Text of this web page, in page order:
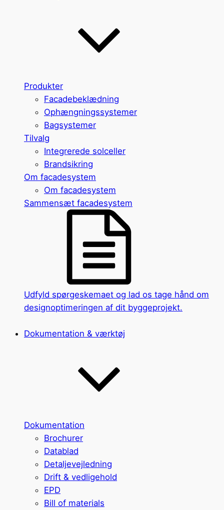
Produkter
Facadebeklædning
Ophængningssystemer
Bagsystemer
Tilvalg
Integrerede solceller
Brandsikring
Om facadesystem
Om facadesystem
Sammensæt facadesystem
Udfyld spørgeskemaet og lad os tage hånd om
designoptimeringen af dit byggeprojekt.
Dokumentation & værktøj
Dokumentation
Brochurer
Datablad
Detaljevejledning
Drift & vedligehold
EPD
Bill of materials